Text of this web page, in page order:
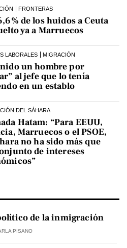
FRONTERAS
de los huidos a Ceuta
ya a Marruecos
LABORALES MIGRACIÓN
un hombre por
al jefe que lo tenía
en un establo
DEL SÁHARA
Hatam: “Para EEUU,
Marruecos o el PSOE,
no ha sido más que
de intereses
de la inmigración
PISANO